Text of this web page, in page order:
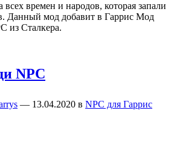
времен и народов, которая запали
Данный мод добавит в Гаррис Мод
из Сталкера.
NPC
— 13.04.2020 в NPC для Гаррис